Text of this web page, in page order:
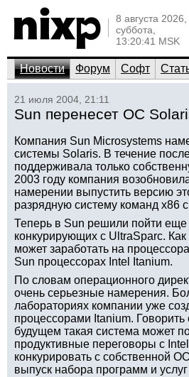
8 августа 2026,
суббота,
13:20:41 MSK
Новости Форум Софт
21 июля 2004, 21:11
Sun перенесет ОС
Компания Sun Microsystems
системы Solaris. В течение
поддерживала только
2003 году компания
намерении выпустить версию
разрядную систему команд x86
Теперь в Sun решили пойти
конкурирующих с UltraSparc.
может заработать на
Sun процессорах Intel Itanium.
По словам операционного
очень серьезные намерения.
лабораториях компании уже
процессорами Itanium.
будущем такая система может
продуктивные переговоры с
конкурировать с собственной
выпуск набора программ и